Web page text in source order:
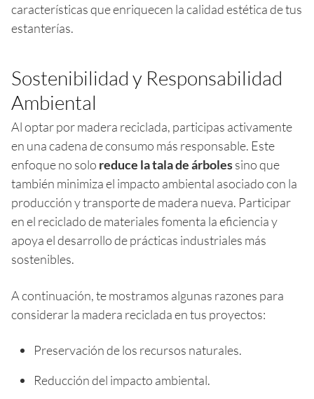
características que enriquecen la calidad estética de tus
estanterías.
Sostenibilidad y Responsabilidad
Ambiental
Al optar por madera reciclada, participas activamente
en una cadena de consumo más responsable. Este
enfoque no solo reduce la tala de árbolessino que
también minimiza el impacto ambiental asociado con la
producción y transporte de madera nueva. Participar
en el reciclado de materiales fomenta la eficiencia y
apoya el desarrollo de prácticas industriales más
sostenibles.
A continuación, te mostramos algunas razones para
considerar la madera reciclada en tus proyectos:
Preservación de los recursos naturales.
Reducción del impacto ambiental.